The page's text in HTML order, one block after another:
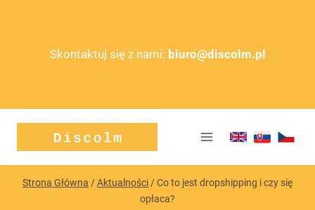
Skontaktuj się z nami: biuro@discolm.pl
Strona Główna /Aktualności/Co to jest dropshipping i czy się
opłaca?